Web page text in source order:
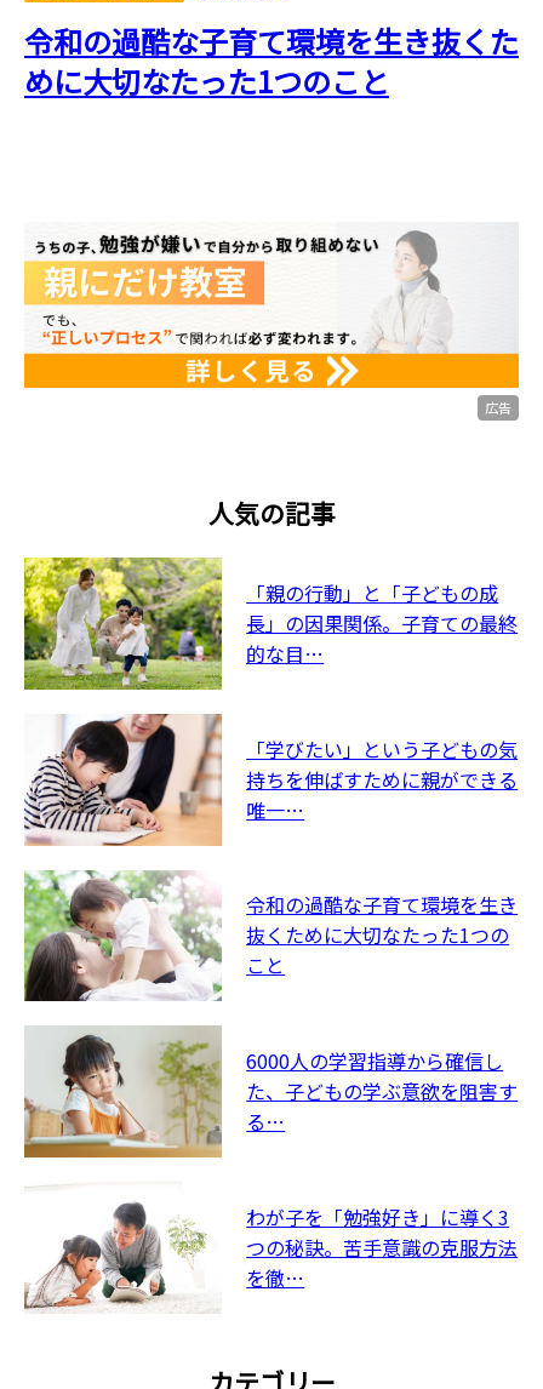
令和の過酷な子育て環境を生き抜くた
めに大切なたった1つのこと
広告
人気の記事
「親の行動」と「子どもの成
長」の因果関係。子育ての最終
的な目…
「学びたい」という子どもの気
持ちを伸ばすために親ができる
唯一…
令和の過酷な子育て環境を生き
抜くために大切なたった1つの
こと
6000人の学習指導から確信し
た、子どもの学ぶ意欲を阻害す
る…
わが子を「勉強好き」に導く3
つの秘訣。苦手意識の克服方法
を徹…
カテゴリー